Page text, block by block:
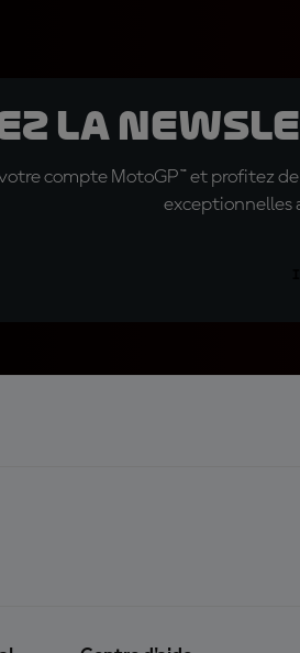
la
compte MotoGP™ et profitez
exceptionnelles